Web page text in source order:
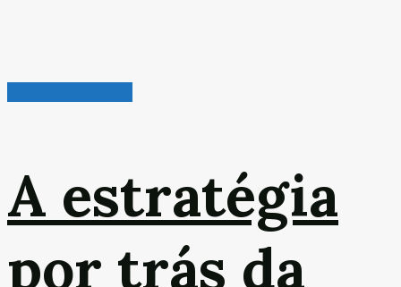
A estratégia
por trás da